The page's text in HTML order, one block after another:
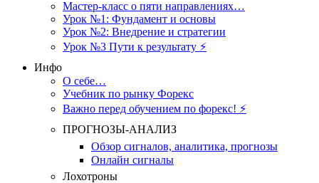
Мастер-класс о пяти направлениях…
Урок №1: Фундамент и основы
Урок №2: Внедрение и стратегии
Урок №3 Пути к результату ⚡️
Инфо
О себе…
Учебник по рынку Форекс
Важно перед обучением по форекс! ⚡
ПРОГНОЗЫ-АНАЛИЗ
Обзор сигналов, аналитика, прогнозы
Онлайн сигналы
Лохотроны